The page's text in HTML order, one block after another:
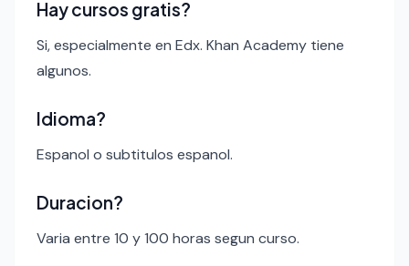
Hay cursos gratis?
Si, especialmente en Edx. Khan Academy tiene
algunos.
Idioma?
Espanol o subtitulos espanol.
Duracion?
Varia entre 10 y 100 horas segun curso.